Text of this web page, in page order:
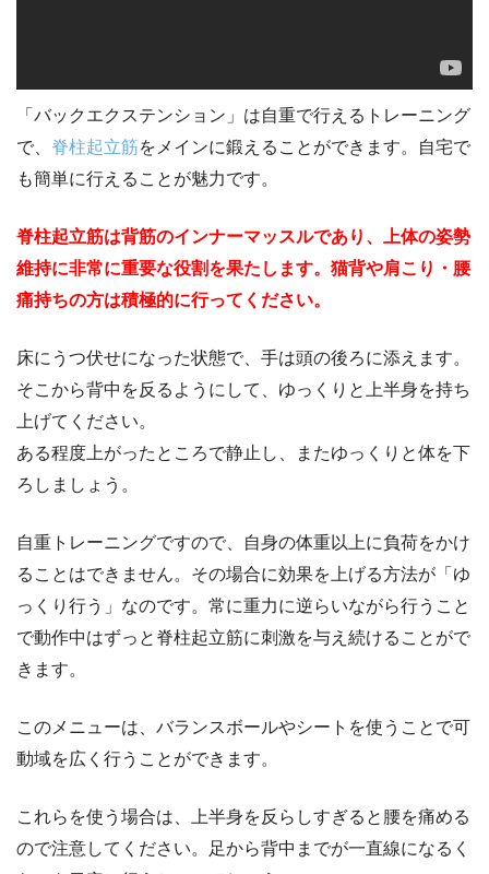
「バックエクステンション」は自重で行えるトレーニング
で、 脊柱起立筋をメインに鍛えることができます。自宅で
も簡単に行えることが魅力です。
脊柱起立筋は背筋のインナーマッスルであり、上体の姿勢
維持に非常に重要な役割を果たします。猫背や肩こり・腰
痛持ちの方は積極的に行ってください。
床にうつ伏せになった状態で、手は頭の後ろに添えます。
そこから背中を反るようにして、ゆっくりと上半身を持ち
上げてください。
ある程度上がったところで静止し、またゆっくりと体を下
ろしましょう。
自重トレーニングですので、自身の体重以上に負荷をかけ
ることはできません。その場合に効果を上げる方法が「ゆ
っくり行う」なのです。常に重力に逆らいながら行うこと
で動作中はずっと脊柱起立筋に刺激を与え続けることがで
きます。
このメニューは、バランスボールやシートを使うことで可
動域を広く行うことができます。
これらを使う場合は、上半身を反らしすぎると腰を痛める
ので注意してください。足から背中までが一直線になるく